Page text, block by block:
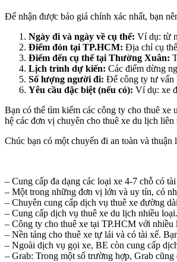
Để nhận được báo giá chính xác nhất, bạn
Ngày đi và ngày về cụ thể: Ví dụ: từ
Điểm đón tại TP.HCM: Địa chỉ cụ
Điểm đến cụ thể tại Thường Xuân:
Lịch trình dự kiến: Các điểm dừng
Số lượng người đi: Để công ty tư vấn
Yêu cầu đặc biệt (nếu có): Ví dụ: xe
Bạn có thể tìm kiếm các công ty cho thuê
hệ các đơn vị chuyên cho thuê xe du lịch
Chúc bạn có một chuyến đi an toàn và
– Cung cấp đa dạng các loại xe 4-7 chỗ có
– Một trong những đơn vị lớn và uy tín, có
– Chuyên cung cấp dịch vụ thuê xe đường
– Cung cấp dịch vụ thuê xe du lịch nhiều loại.
– Công ty cho thuê xe tại TP.HCM với nhiều
– Nền tảng cho thuê xe tự lái và có tài xế.
– Ngoài dịch vụ gọi xe, BE còn cung cấp
– Grab: Trong một số trường hợp, Grab